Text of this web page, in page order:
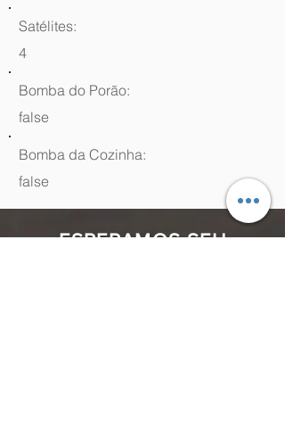
Satélites:
4
Bomba do Porão:
false
Bomba da Cozinha:
false
ESPERAMOS SEU